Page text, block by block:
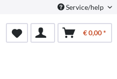
Service/help
€ 0,00 *